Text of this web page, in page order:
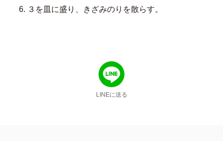
３を皿に盛り、きざみのりを散らす。
LINEに送る